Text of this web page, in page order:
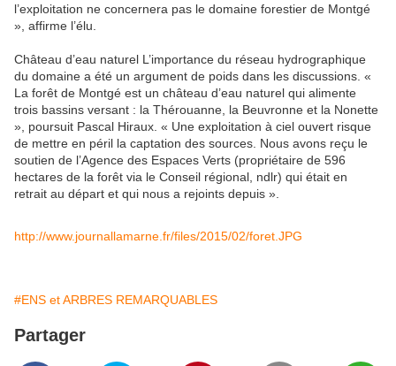
l’exploitation ne concernera pas le domaine forestier de Montgé
», affirme l’élu.
Château d’eau naturel L’importance du réseau hydrographique
du domaine a été un argument de poids dans les discussions. «
La forêt de Montgé est un château d’eau naturel qui alimente
trois bassins versant : la Thérouanne, la Beuvronne et la Nonette
», poursuit Pascal Hiraux. « Une exploitation à ciel ouvert risque
de mettre en péril la captation des sources. Nous avons reçu le
soutien de l’Agence des Espaces Verts (propriétaire de 596
hectares de la forêt via le Conseil régional, ndlr) qui était en
retrait au départ et qui nous a rejoints depuis ».
http://www.journallamarne.fr/files/2015/02/foret.JPG
#ENS et ARBRES REMARQUABLES
Partager